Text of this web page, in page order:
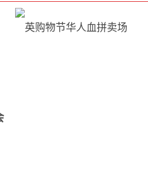
英购物节华人血拼卖场